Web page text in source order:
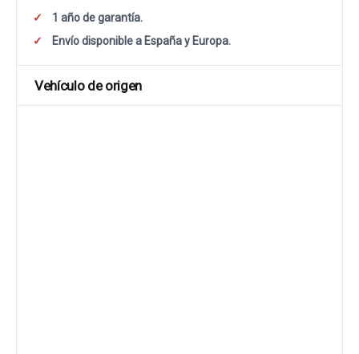
1 año de garantía.
Envío disponible a España y Europa.
Vehículo de origen